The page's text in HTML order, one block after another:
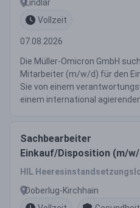
Lindlar
Vollzeit
07.08.2026
Die Müller-Omicron GmbH
Mitarbeiter (m/w/d) für den
Sie von einem
einem international
Sachbearbeiter
Einkauf/Disposition (m/
HIL
Doberlug-Kirchhain